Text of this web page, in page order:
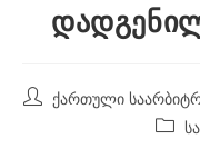
Post ქართული
Post